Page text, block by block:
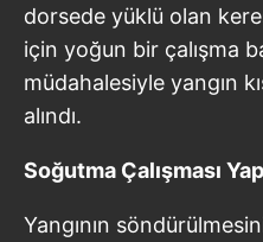
dorsede yüklü olan
için yoğun bir çalışma
müdahalesiyle yangın
alındı.
Soğutma Çalışması
Yangının